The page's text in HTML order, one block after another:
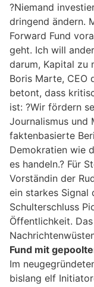
?Niemand
dringend ändern.
Forward Fund
geht. Ich will
darum, Kapital zu
Boris Marte, CEO
betont, dass
ist: ?Wir fördern
Journalismus und
faktenbasierte
Demokratien wie
es handeln.? Für
Vorständin der
ein starkes Signal
Schulterschluss
Öffentlichkeit.
Fund mit
Im
bislang elf